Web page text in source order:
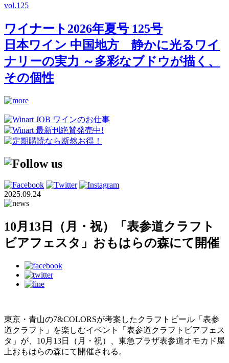
vol.125
ワイナート2026年夏号 125号
日本ワイン 中国地方 静かに光るワイ
ナリーの実力 ～多彩なブドウが描く、
その個性
2025.09.24
10月13日（月・祝）「表参道クラフト
ビアフェスタ」おもはらの森にて開催
東京・青山の7&COLORSが考案したクラフトビール「表参
道クラフト」を楽しむイベント「表参道クラフトビアフェス
タ」が、10月13日（月・祝）、東急プラザ表参道オモカド屋
上おもはらの森にて開催される。